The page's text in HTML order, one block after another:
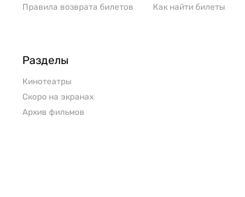
Правила возврата билетов Как найти билеты
Разделы
Кинотеатры
Скоро на экранах
Архив фильмов